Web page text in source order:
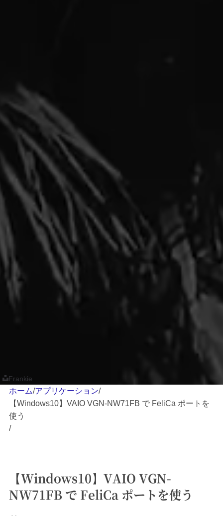
Frankie
ホーム/アプリケーション/
【Windows10】VAIO VGN-NW71FB で FeliCa ポートを
使う
/
【Windows10】VAIO VGN-
NW71FB で FeliCa ポートを使う